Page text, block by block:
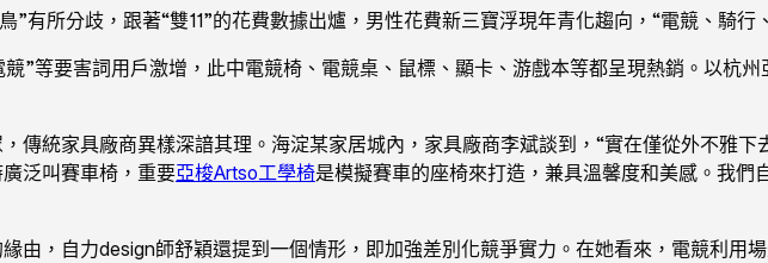
”有所分歧，跟著“雙11”的花費數據出爐，男性花費新三寶浮現年青化趨向，“電競、騎行
競”等要害詞用戶激增，此中電競椅、電競桌、鼠標、顯卡、游戲本等都呈現熱銷。以杭
傳統家具廠商異樣深諳其理。海淀某家居城內，家具廠商李斌談到，“實在僅從外不雅
泛叫賽車椅，重要亞梭Artso工學椅是模擬賽車的座椅來打造，兼具溫馨度和美感。我
由，自力design師舒穎還提到一個情形，即加強差別化競爭實力。在她看來，電競利用